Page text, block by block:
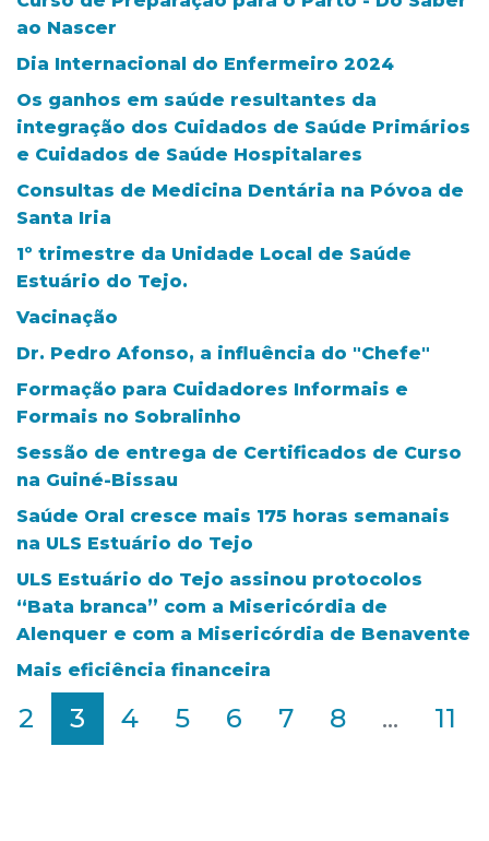
ao Nascer
Dia Internacional do Enfermeiro 2024
Os ganhos em saúde resultantes da
integração dos Cuidados de Saúde Primários
e Cuidados de Saúde Hospitalares
Consultas de Medicina Dentária na Póvoa de
Santa Iria
1º trimestre da Unidade Local de Saúde
Estuário do Tejo.
Vacinação
Dr. Pedro Afonso, a influência do "Chefe"
Formação para Cuidadores Informais e
Formais no Sobralinho
Sessão de entrega de Certificados de Curso
na Guiné-Bissau
Saúde Oral cresce mais 175 horas semanais
na ULS Estuário do Tejo
ULS Estuário do Tejo assinou protocolos
“Bata branca” com a Misericórdia de
Alenquer e com a Misericórdia de Benavente
Mais eficiência financeira
2 3 4 5 6 7 8 ... 11